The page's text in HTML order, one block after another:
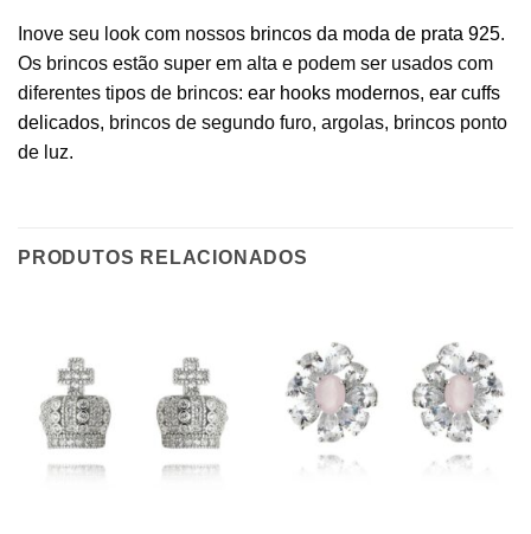
Inove seu look com nossos brincos da moda de prata 925.
Os brincos estão super em alta e podem ser usados com
diferentes tipos de brincos: ear hooks modernos, ear cuffs
delicados, brincos de segundo furo, argolas, brincos ponto
de luz.
PRODUTOS RELACIONADOS